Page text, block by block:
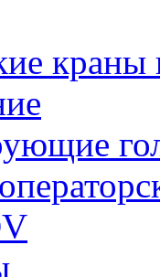
краны